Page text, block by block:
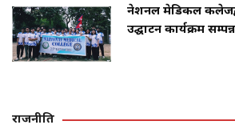
नेशनल मेडिकल
उद्घाटन कार्यक्रम सम्पन्न
राजनीति